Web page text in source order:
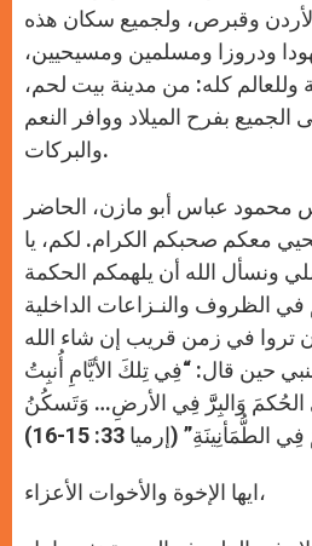
وقبرص، ولجميع سكان هذه
ودروزا ومسلمين ومسيحيين،
وللعالم كله: من مدينة بيت لحم،
الجميع بفرح الميلاد ووافر النعم
والبركات.
محمود عباس أبو مازن، الحاضر
معكم صحبكم الكرام. لكم، يا
ونسأل الله أن يلهمكم الحكمة
في الظروف والنـزاعات الداخلية
تروا في زمن قريب إن شاء الله
حين قال: “فِي تِلكَ الأيَّامِ أُنبِتُ
الحُكمَ وَالبِرَّّ فِي الأرضِ… وَتَسكُنُ
ايها الإخوة والأخوات الأعزاء،